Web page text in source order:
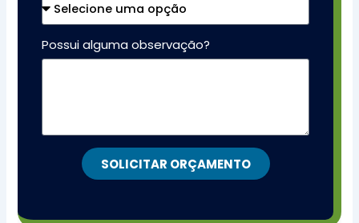
Possui alguma observação?
SOLICITAR ORÇAMENTO